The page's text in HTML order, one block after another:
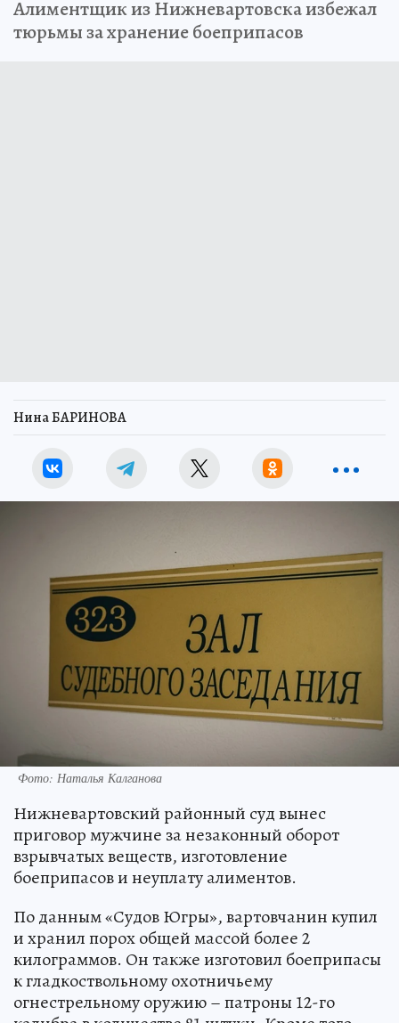
Нижневартовска
Алиментщик из Нижневартовска избежал
Фото: Наталья Калганова
Нижневартовский районный суд вынес
приговор мужчине за незаконный оборот
взрывчатых веществ, изготовление
боеприпасов и неуплату алиментов.
По данным «Судов Югры», вартовчанин купил
и хранил порох общей массой более 2
килограммов. Он также изготовил боеприпасы
к гладкоствольному охотничьему